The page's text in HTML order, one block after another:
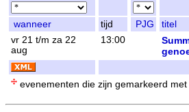
wanneer tijd PJG
titel
vr 21 t/m za 22
aug
13:00
evenementen die zijn gemarkeerd